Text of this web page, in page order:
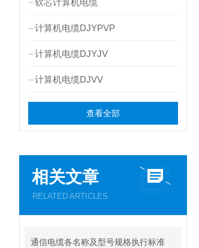
软芯计算机电缆
计算机电缆DJYPVP
计算机电缆DJYJV
计算机电缆DJVV
查看全部
相关文章
RELATED ARTICLES
通信电缆各名称及型号规格执行标准